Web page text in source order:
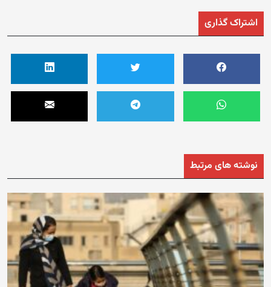
اشتراک گذاری
نوشته های مرتبط